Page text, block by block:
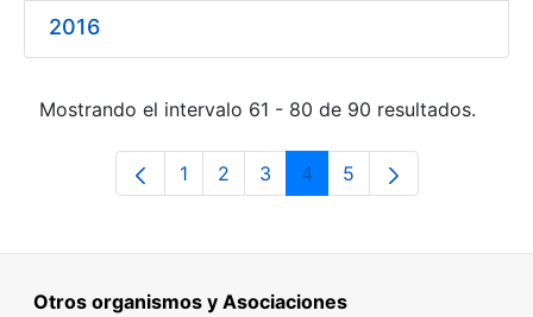
2016
Mostrando el intervalo 61 - 80 de 90 resultados.
Página
1 Página
2 Página
3 Página
4 Página
5
Otros organismos y Asociaciones